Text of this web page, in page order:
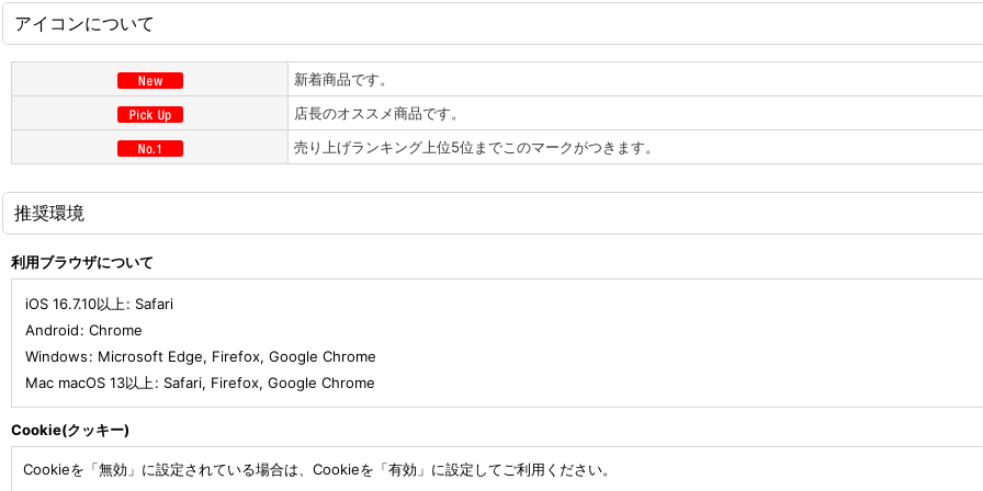
アイコンについて
新着商品です。
店長のオススメ商品です。
売り上げランキング上位5位までこのマークがつきます。
推奨環境
利用ブラウザについて
iOS 16.7.10以上: Safari
Android: Chrome
Windows: Microsoft Edge, Firefox, Google Chrome
Mac macOS 13以上: Safari, Firefox, Google Chrome
Cookie(クッキー)
Cookieを「無効」に設定されている場合は、Cookieを「有効」に設定してご利用ください。